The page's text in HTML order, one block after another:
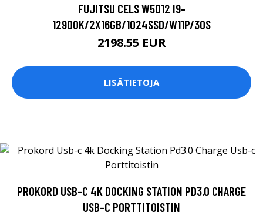
FUJITSU CELS W5012 I9-
12900K/2X16GB/1024SSD/W11P/3OS
2198.55 EUR
LISÄTIETOJA
PROKORD USB-C 4K DOCKING STATION PD3.0 CHARGE
USB-C PORTTITOISTIN